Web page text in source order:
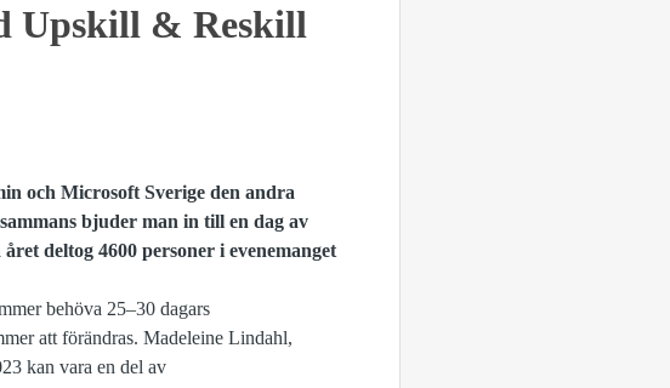
Upskill & Reskill
och Microsoft Sverige den andra
bjuder man in till en dag av
deltog 4600 personer i evenemanget
behöva 25–30 dagars
att förändras. Madeleine Lindahl,
kan vara en del av